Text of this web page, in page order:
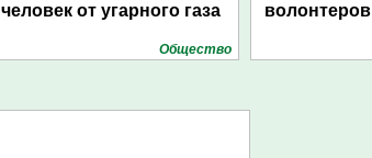
человек от угарного газа
Общество
волонтеров